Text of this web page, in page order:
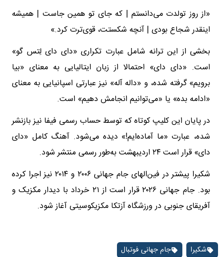
«از روز تولدت می‌دانستم | که جای تو همین جاست | همیشه
اینقدر شجاع بودی ‌| آنچه شکستت، قوی‌ترت کرد.»
بخشی از این ترانه شامل عبارت تکراری «دای دای لِتس گو»
است. «دای دای» احتمالا از زبان ایتالیایی به معنای «بیا
برویم» گرفته شده، و «داله آله» نیز عبارتی اسپانیایی به معنای
«ادامه بده» یا «می‌توانیم انجامش دهیم» است.
در پایان این کلیپ کوتاه که توسط حساب رسمی فیفا نیز بازنشر
شده، عبارت «ما آماده‌ایم!» دیده می‌شود. آهنگ کامل «دای
دای» قرار است ۲۴ اردیبهشت به‌طور رسمی منتشر شود.
شکیرا پیشتر در فین‌الهای جام جهانی ۲۰۰۶ و ۲۰۱۴ نیز اجرا کرده
بود. جام جهانی ۲۰۲۶ قرار است از ۲۱ خرداد با دیدار مکزیک و
آفریقای جنوبی در ورزشگاه آزتکا مکزیکوسیتی آغاز شود.
شکیرا جام جهانی فوتبال